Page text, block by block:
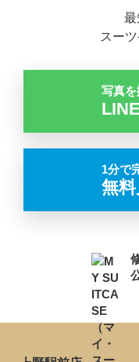
最
スー
写真を
1分で
無